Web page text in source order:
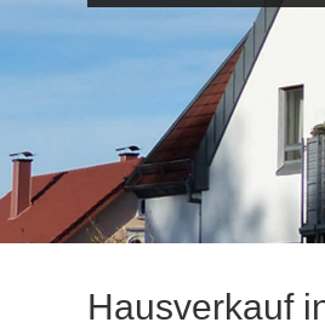
Hausverkauf